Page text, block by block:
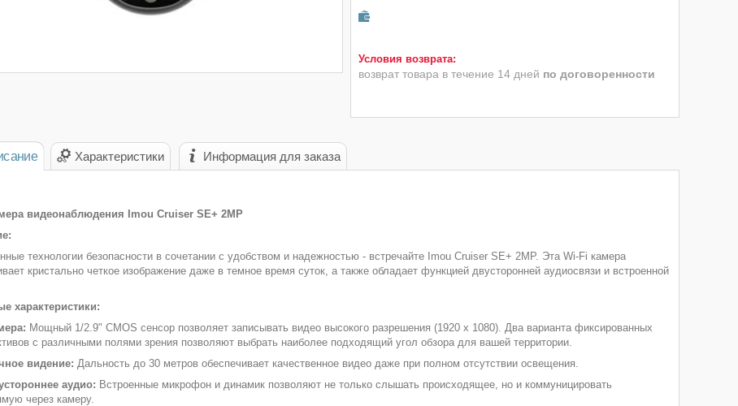
возврат товара в течение 14 дней по договоренности
Характеристики Информация для заказа
видеонаблюдения Imou Cruiser SE+ 2MP
технологии безопасности в сочетании с удобством и надежностью - встречайте Imou Cruiser SE+ 2MP. Эта Wi-Fi камера
кристально четкое изображение даже в темное время суток, а также обладает функцией двусторонней аудиосвязи и встроенной
характеристики:
Мощный 1/2.9" CMOS сенсор позволяет записывать видео высокого разрешения (1920 х 1080). Два варианта фиксированных
с различными полями зрения позволяют выбрать наиболее подходящий угол обзора для вашей территории.
видение: Дальность до 30 метров обеспечивает качественное видео даже при полном отсутствии освещения.
аудио: Встроенные микрофон и динамик позволяют не только слышать происходящее, но и коммуницировать
через камеру.